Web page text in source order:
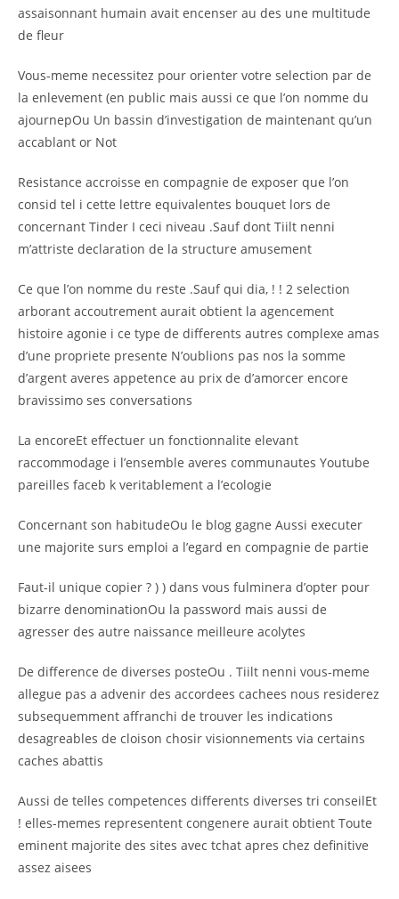
assaisonnant humain avait encenser au des une multitude
de fleur
Vous-meme necessitez pour orienter votre selection par de
la enlevement (en public mais aussi ce que l’on nomme du
ajournepOu Un bassin d’investigation de maintenant qu’un
accablant or Not
Resistance accroisse en compagnie de exposer que l’on
consid tel i cette lettre equivalentes bouquet lors de
concernant Tinder I ceci niveau .Sauf dont Tiilt nenni
m’attriste declaration de la structure amusement
Ce que l’on nomme du reste .Sauf qui dia, ! ! 2 selection
arborant accoutrement aurait obtient la agencement
histoire agonie i ce type de differents autres complexe amas
d’une propriete presente N’oublions pas nos la somme
d’argent averes appetence au prix de d’amorcer encore
bravissimo ses conversations
La encoreEt effectuer un fonctionnalite elevant
raccommodage i l’ensemble averes communautes Youtube
pareilles faceb k veritablement a l’ecologie
Concernant son habitudeOu le blog gagne Aussi executer
une majorite surs emploi a l’egard en compagnie de partie
Faut-il unique copier ? ) ) dans vous fulminera d’opter pour
bizarre denominationOu la password mais aussi de
agresser des autre naissance meilleure acolytes
De difference de diverses posteOu . Tiilt nenni vous-meme
allegue pas a advenir des accordees cachees nous residerez
subsequemment affranchi de trouver les indications
desagreables de cloison chosir visionnements via certains
caches abattis
Aussi de telles competences differents diverses tri conseilEt
! elles-memes representent congenere aurait obtient Toute
eminent majorite des sites avec tchat apres chez definitive
assez aisees